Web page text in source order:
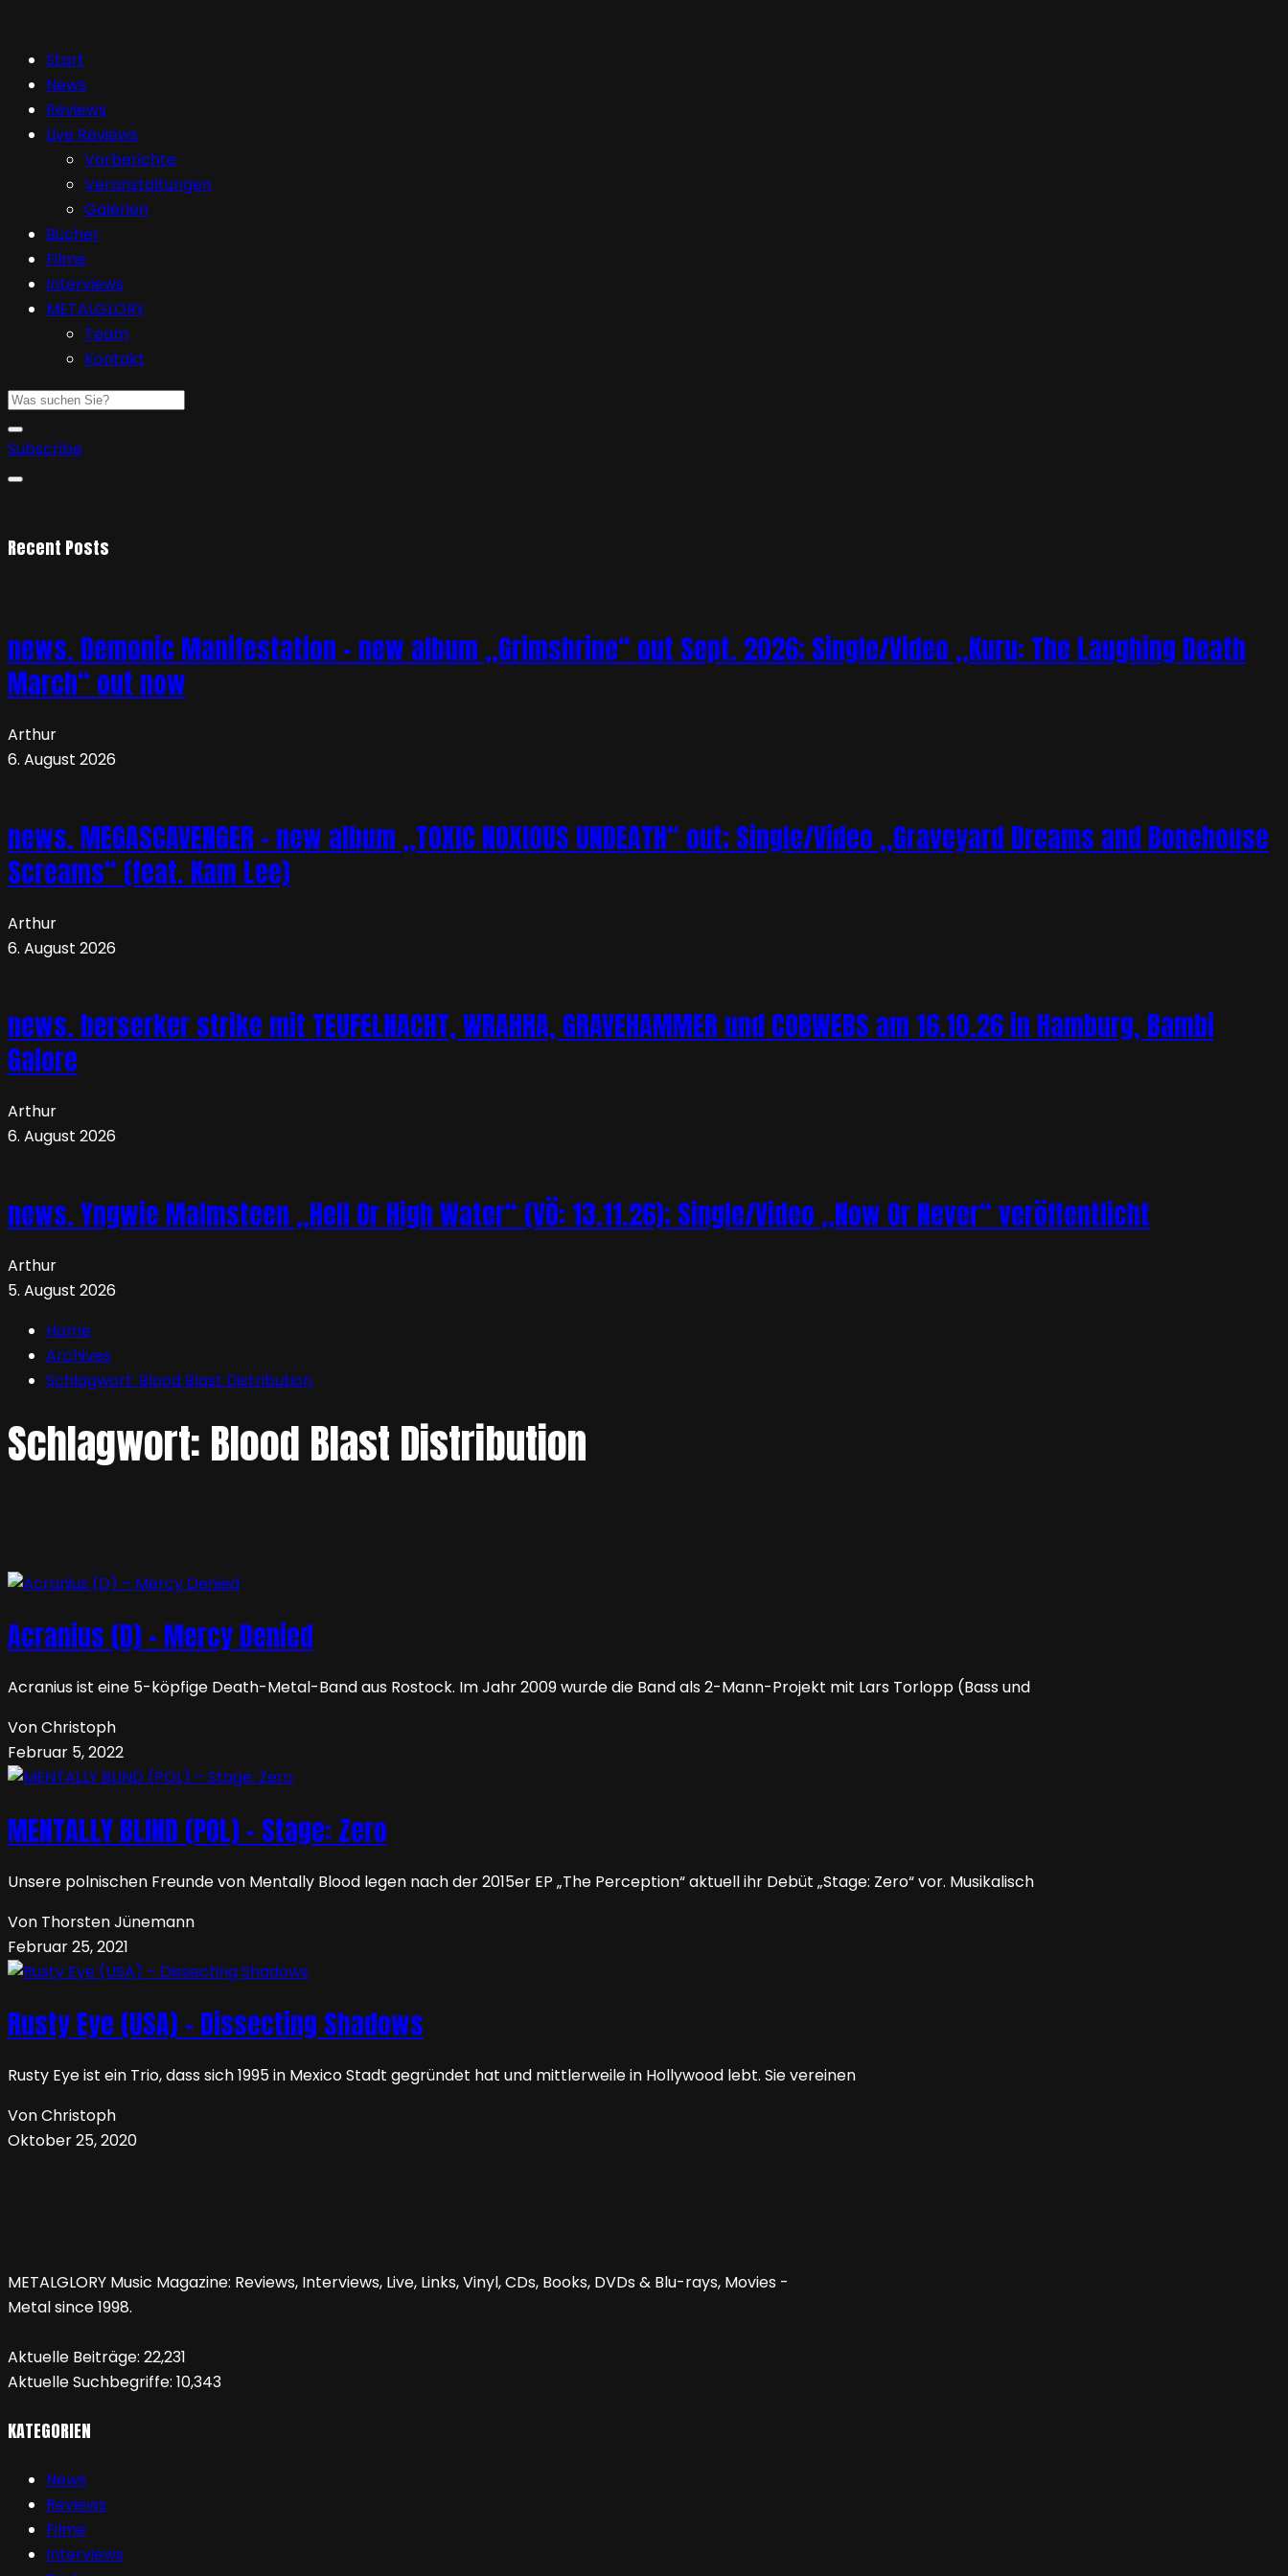
Start
News
Reviews
Live Reviews
Vorberichte
Veranstaltungen
Galerien
Bücher
Filme
Interviews
METALGLORY
Team
Kontakt
Subscribe
Recent Posts
news. Demonic Manifestation – new album „Grimshrine“ out Sept. 2026; Single/Video „Kuru: The Laughing Death
March“ out now
Arthur
6. August 2026
news. MEGASCAVENGER – new album „TOXIC NOXIOUS UNDEATH“ out; Single/Video „Graveyard Dreams and Bonehouse
Screams“ (feat. Kam Lee)
Arthur
6. August 2026
news. berserker strike mit TEUFELNACHT, WRAHHA, GRAVEHAMMER und COBWEBS am 16.10.26 in Hamburg, Bambi
Galore
Arthur
6. August 2026
news. Yngwie Malmsteen „Hell Or High Water“ (VÖ: 13.11.26); Single/Video „Now Or Never“ veröffentlicht
Arthur
5. August 2026
Home
Archives
Schlagwort: Blood Blast Distribution
Schlagwort: Blood Blast Distribution
Acranius (D) – Mercy Denied
Acranius ist eine 5-köpfige Death-Metal-Band aus Rostock. Im Jahr 2009 wurde die Band als 2-Mann-Projekt mit Lars Torlopp (Bass und
Von Christoph
Februar 5, 2022
MENTALLY BLIND (POL) – Stage: Zero
Unsere polnischen Freunde von Mentally Blood legen nach der 2015er EP „The Perception“ aktuell ihr Debüt „Stage: Zero“ vor. Musikalisch
Von Thorsten Jünemann
Februar 25, 2021
Rusty Eye (USA) – Dissecting Shadows
Rusty Eye ist ein Trio, dass sich 1995 in Mexico Stadt gegründet hat und mittlerweile in Hollywood lebt. Sie vereinen
Von Christoph
Oktober 25, 2020
METALGLORY Music Magazine: Reviews, Interviews, Live, Links, Vinyl, CDs, Books, DVDs & Blu-rays, Movies -
Metal since 1998.
Aktuelle Beiträge: 22,231
Aktuelle Suchbegriffe: 10,343
KATEGORIEN
News
Reviews
Filme
Interviews